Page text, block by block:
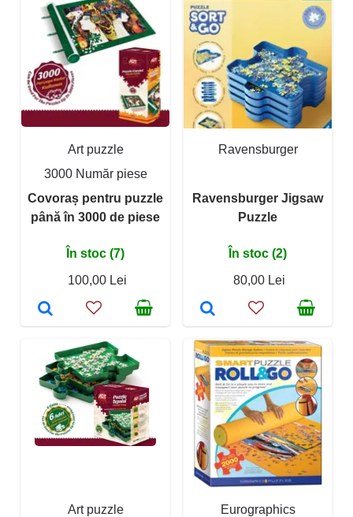
Art puzzle
3000 Număr piese
Covoraș pentru puzzle
până în 3000 de piese
În stoc (7)
100,00 Lei
Ravensburger
Ravensburger Jigsaw
Puzzle
În stoc (2)
80,00 Lei
Art puzzle
Eurographics